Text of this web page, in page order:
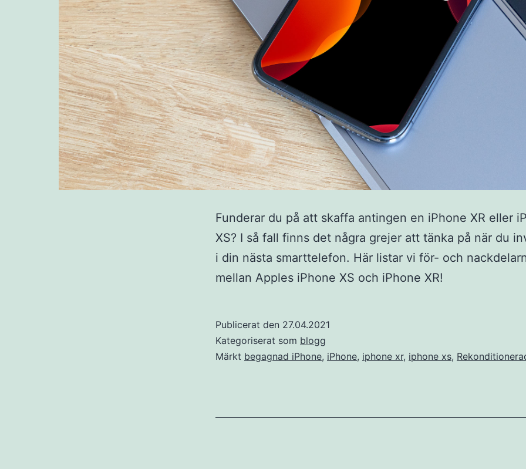
Funderar du på att skaffa antingen en iPhone XR eller
XS? I så fall finns det några grejer att tänka på när du
i din nästa smarttelefon. Här listar vi för- och
mellan Apples iPhone XS och iPhone XR!
Publicerat den 27.04.2021
Kategoriserat som blogg
Märkt begagnad iPhone, iPhone, iphone xr, iphone xs,